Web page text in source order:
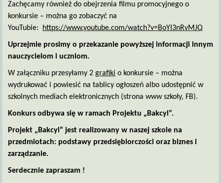
Zachęcamy również do obejrzenia filmu promocyjnego o
konkursie – można go zobaczyć na
YouTubie:
https://www.youtube.com/watch?v=BoYI3nRvMJQ
Uprzejmie prosimy o przekazanie powyższej informacji innym
nauczycielom i uczniom.
W załączniku przesyłamy 2 grafiki o konkursie – można
wydrukować i powiesić na tablicy ogłoszeń albo udostępnić w
szkolnych mediach elektronicznych (strona www szkoły, FB).
Konkurs odbywa się w ramach Projektu „Bakcyl”.
Projekt „Bakcyl” jest realizowany w naszej szkole na
przedmiotach: podstawy przedsiębiorczości oraz biznes i
zarządzanie.
Serdecznie zapraszam !